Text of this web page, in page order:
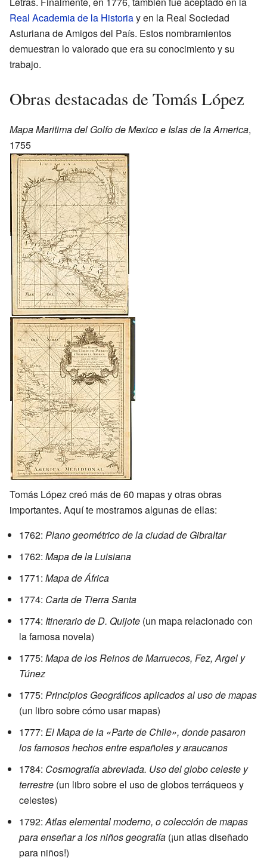
Real Academia de la Historiay en la Real Sociedad
Asturiana de Amigos del País. Estos nombramientos
demuestran lo valorado que era su conocimiento y su
trabajo.
Obras destacadas de Tomás López
Mapa Maritima del Golfo de Mexico e Islas de la America,
1755
Tomás López creó más de 60 mapas y otras obras
importantes. Aquí te mostramos algunas de ellas:
1762: Plano geométrico de la ciudad de Gibraltar
1762: Mapa de la Luisiana
1771: Mapa de África
1774: Carta de Tierra Santa
1774: Itinerario de D. Quijote (un mapa relacionado con
la famosa novela)
1775: Mapa de los Reinos de Marruecos, Fez, Argel y
Túnez
1775: Principios Geográficos aplicados al uso de mapas
(un libro sobre cómo usar mapas)
1777: El Mapa de la «Parte de Chile», donde pasaron
los famosos hechos entre españoles y araucanos
1784: Cosmografía abreviada. Uso del globo celeste y
terrestre (un libro sobre el uso de globos terráqueos y
celestes)
1792:Atlas elemental moderno, o colección de mapas
para enseñar a los niños geografía (¡un atlas diseñado
para niños!)